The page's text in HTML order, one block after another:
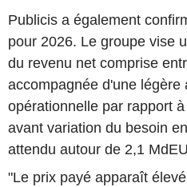
Publicis a également
pour 2026. Le groupe vise
du revenu net comprise
accompagnée d'une
opérationnelle par rapport
avant variation du besoin
attendu autour de 2,1
"Le prix payé apparaît